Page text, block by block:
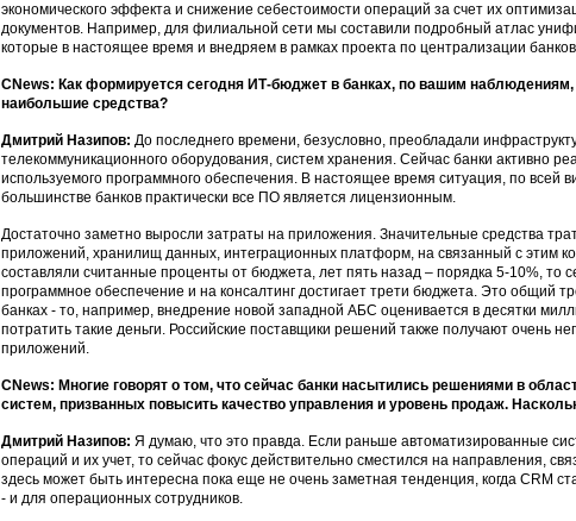
экономического эффекта и снижение себестоимости операций за счет их
документов. Например, для филиальной сети мы составили подробный атлас
которые в настоящее время и внедряем в рамках проекта по централизации
CNews: Как формируется сегодня ИТ-бюджет в банках, по вашим
наибольшие средства?
Дмитрий Назипов: До последнего времени, безусловно, преобладали
телекоммуникационного оборудования, систем хранения. Сейчас банки активно
используемого программного обеспечения. В настоящее время ситуация, по всей
большинстве банков практически все ПО является лицензионным.
Достаточно заметно выросли затраты на приложения. Значительные средства
приложений, хранилищ данных, интеграционных платформ, на связанный с этим
составляли считанные проценты от бюджета, лет пять назад – порядка 5-10%, то
программное обеспечение и на консалтинг достигает трети бюджета. Это общий
банках - то, например, внедрение новой западной АБС оценивается в десятки
потратить такие деньги. Российские поставщики решений также получают очень
приложений.
CNews: Многие говорят о том, что сейчас банки насытились решениями в
систем, призванных повысить качество управления и уровень продаж.
Дмитрий Назипов: Я думаю, что это правда. Если раньше автоматизированные
операций и их учет, то сейчас фокус действительно сместился на направления,
здесь может быть интересна пока еще не очень заметная тенденция, когда CRM
- и для операционных сотрудников.